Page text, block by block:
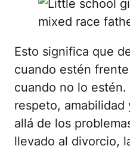
Esto significa que
cuando estén
cuando no lo
respeto,
allá de los
llevado al divorcio,